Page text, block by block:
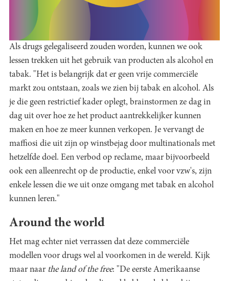
Als drugs gelegaliseerd zouden worden, kunnen we ook
lessen trekken uit het gebruik van producten als alcohol en
tabak. "Het is belangrijk dat er geen vrije commerciële
markt zou ontstaan, zoals we zien bij tabak en alcohol. Als
je die geen restrictief kader oplegt, brainstormen ze dag in
dag uit over hoe ze het product aantrekkelijker kunnen
maken en hoe ze meer kunnen verkopen. Je vervangt de
maffiosi die uit zijn op winstbejag door multinationals met
hetzelfde doel. Een verbod op reclame, maar bijvoorbeeld
ook een alleenrecht op de productie, enkel voor vzw's, zijn
enkele lessen die we uit onze omgang met tabak en alcohol
kunnen leren."
Around the world
Het mag echter niet verrassen dat deze commerciële
modellen voor drugs wel al voorkomen in de wereld. Kijk
maar naar the land of the free: "De eerste Amerikaanse